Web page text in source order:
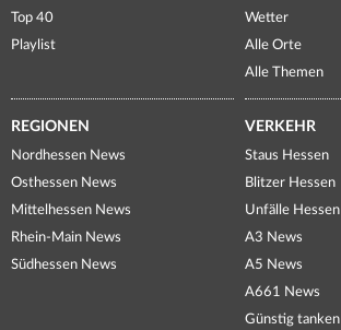
Top 40
Playlist
Wetter
Alle Orte
Alle Themen
REGIONEN
Nordhessen News
Osthessen News
Mittelhessen News
Rhein-Main News
Südhessen News
VERKEHR
Staus Hessen
Blitzer Hessen
Unfälle Hessen
A3 News
A5 News
A661 News
Günstig tanken